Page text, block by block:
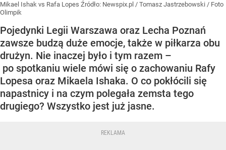
Mikael Ishak vs Rafa Lopes Źródło: Newspix.pl / Tomasz Jastrzebowski / Foto
Olimpik
Pojedynki Legii Warszawa oraz Lecha Poznań
zawsze budzą duże emocje, także w piłkarza obu
drużyn. Nie inaczej było i tym razem –
po spotkaniu wiele mówi się o zachowaniu Rafy
Lopesa oraz Mikaela Ishaka. O co pokłócili się
napastnicy i na czym polegała zemsta tego
drugiego? Wszystko jest już jasne.